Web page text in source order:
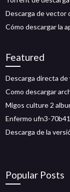
Descarga de vector
Cómo descargar la
Featured
Descarga directa de
Como descargar
Migos culture 2
Enfermo ufn3-
Descarga de la
Popular Posts